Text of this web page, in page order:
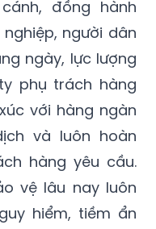
bảo vệ An Ninh
đồng hành
người dân
ngày, lực lượng
phụ trách hàng
với hàng ngàn
và luôn hoàn
hàng yêu cầu.